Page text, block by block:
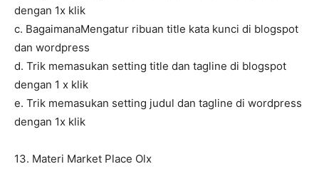
dengan 1x klik
c. BagaimanaMengatur ribuan title kata kunci di blogspot
dan wordpress
d. Trik memasukan setting title dan tagline di blogspot
dengan 1 x klik
e. Trik memasukan setting judul dan tagline di wordpress
dengan 1x klik
13. Materi Market Place Olx